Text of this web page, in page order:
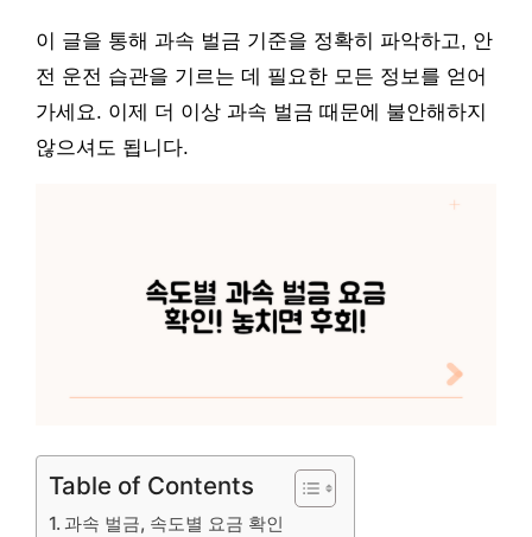
이 글을 통해 과속 벌금 기준을 정확히 파악하고, 안
전 운전 습관을 기르는 데 필요한 모든 정보를 얻어
가세요. 이제 더 이상 과속 벌금 때문에 불안해하지
않으셔도 됩니다.
Table of Contents
과속 벌금, 속도별 요금 확인